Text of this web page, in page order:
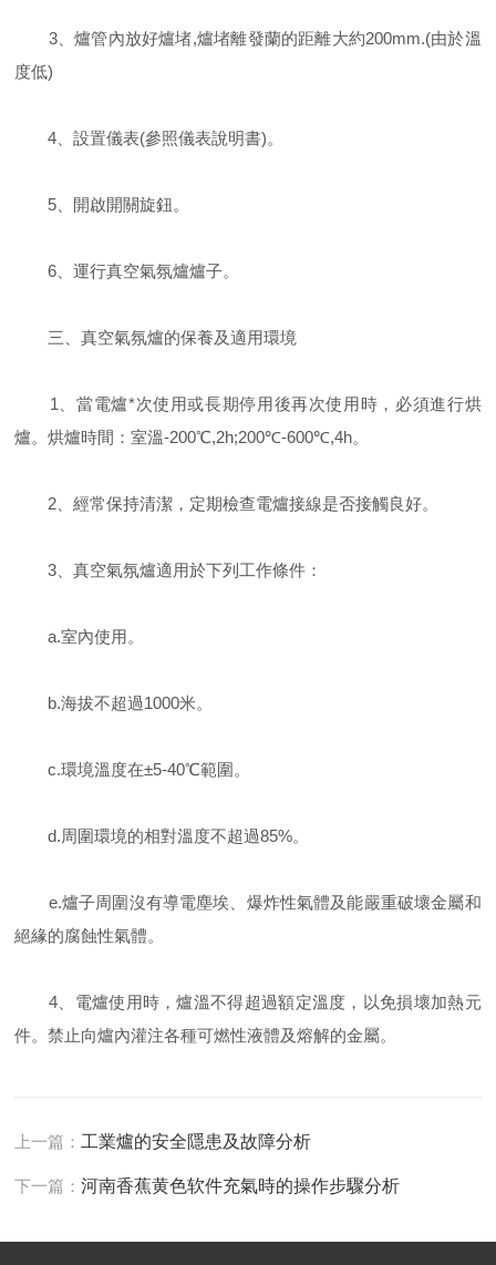
3、爐管內放好爐堵,爐堵離發蘭的距離大約200mm.(由於溫
度低)
4、設置儀表(參照儀表說明書)。
5、開啟開關旋鈕。
6、運行真空氣氛爐爐子。
三、真空氣氛爐的保養及適用環境
1、當電爐*次使用或長期停用後再次使用時，必須進行烘
爐。烘爐時間：室溫-200℃,2h;200℃-600℃,4h。
2、經常保持清潔，定期檢查電爐接線是否接觸良好。
3、真空氣氛爐適用於下列工作條件：
a.室內使用。
b.海拔不超過1000米。
c.環境溫度在±5-40℃範圍。
d.周圍環境的相對溫度不超過85%。
e.爐子周圍沒有導電塵埃、爆炸性氣體及能嚴重破壞金屬和
絕緣的腐蝕性氣體。
4、電爐使用時，爐溫不得超過額定溫度，以免損壞加熱元
件。禁止向爐內灌注各種可燃性液體及熔解的金屬。
上一篇： 工業爐的安全隱患及故障分析
下一篇：河南香蕉黄色软件充氣時的操作步驟分析